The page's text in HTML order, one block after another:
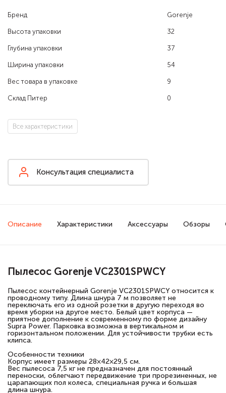
Бренд Gorenje
Высота упаковки 32
Глубина упаковки 37
Ширина упаковки 54
Вес товара в упаковке 9
Склад Питер 0
Все характеристики
Консультация специалиста
Описание Характеристики Аксессуары Обзоры
Пылесос Gorenje VC2301SPWCY
Пылесос контейнерный Gorenje VC2301SPWCY относится к
проводному типу. Длина шнура 7 м позволяет не
переключать его из одной розетки в другую переходя во
время уборки на другое место. Белый цвет корпуса —
приятное дополнение к современному по форме дизайну
Supra Power. Парковка возможна в вертикальном и
горизонтальном положении. Для устойчивости трубки есть
клипса.
Особенности техники
Корпус имеет размеры 28×42×29,5 см.
Вес пылесоса 7,5 кг не предназначен для постоянный
переноски, облегчают передвижение три прорезиненных, не
царапающих пол колеса, специальная ручка и большая
длина шнура.